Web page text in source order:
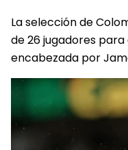
La selección de
de 26 jugadores para
encabezada por